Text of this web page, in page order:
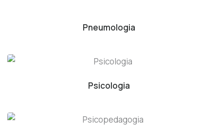
Pneumologia
Psicologia